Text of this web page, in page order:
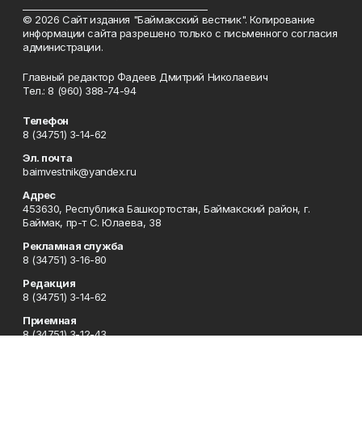
© 2026 Сайт издания "Баймакский вестник". Копирование
информации сайта разрешено только с письменного согласия
администрации.
Главный редактор Фадеев Дмитрий Николаевич
Тел.: 8 (960) 388-74-94
Телефон
8 (34751) 3-14-62
Эл. почта
baimvestnik@yandex.ru
Адрес
453630, Республика Башкортостан, Баймакский район, г.
Баймак, пр-т С. Юлаева, 38
Рекламная служба
8 (34751) 3-16-80
Редакция
8 (34751) 3-14-62
Приемная
8 (34751) 3-12-43